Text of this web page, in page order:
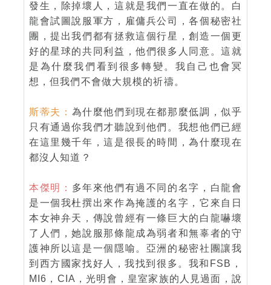
發生，除掉壞人，這就是我們一直在做的。白
龍會試圖說服軍方，雇傭兵公司，各個秘密社
團，提出我們都有拯救這個行星，創造一個更
好的星球的共同利益，他們很多人同意。這就
是為什麼我們看到很多轉變。我自己也會冥
想，但我們不會做大規模的祈禱。
斯蒂夫： 為什麼他們到現在都那麼低調，似乎
只有通過你我們才聽說到他們。我想他們已經
在這里幾千年，這是很長的時間，為什麼現在
都沒人知道？
本傑明： 多年來他們有過不同的名字，白龍會
是一個我杜撰出來作為掩護的名字，它來自日
本女神弁天，傳說曾經有一條巨大的白龍嚇壞
了人們，她說服那條龍成為弱者和無辜者的守
護神所以這是一個隱喻。亞洲的秘密社團讓我
到西方國家找好人，我找到很多。我和FSB，
MI6，CIA，光明會，皇室家族的人見過面，說